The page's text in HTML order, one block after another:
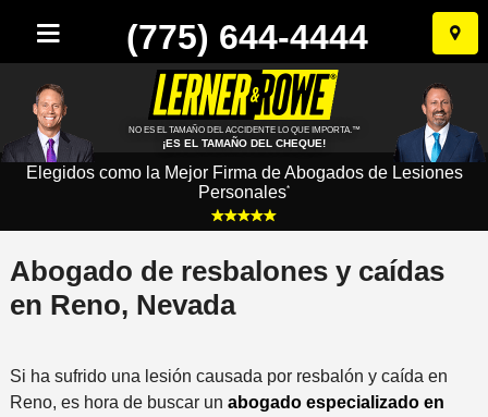
Ir
al
(775) 644-4444
NO ES EL TAMAÑO DEL ACCIDENTE LO QUE IMPORTA.™
¡ES EL TAMAÑO DEL CHEQUE!
Elegidos como la Mejor Firma de Abogados de Lesiones
Personales*
Abogado de resbalones y caídas
en Reno, Nevada
Si ha sufrido una lesión causada por resbalón y caída en
Reno, es hora de buscar un abogado especializado en